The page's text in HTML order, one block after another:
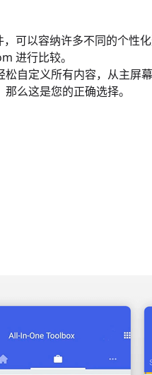
，可以容纳许多不同的个性
进行比较。
自定义所有内容，从主屏
么这是您的正确选择。